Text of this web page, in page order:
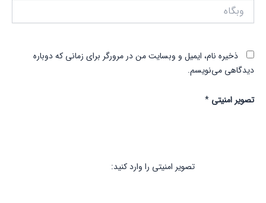
ذخیره نام، ایمیل و وبسایت من در مرورگر برای زمانی که دوباره
دیدگاهی می‌نویسم.
تصویر امنیتی *
تصویر امنیتی را وارد کنید: